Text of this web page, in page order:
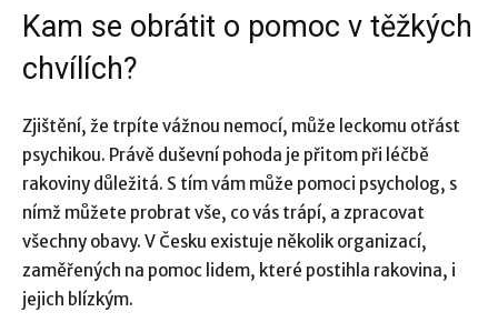
Kam se obrátit o pomoc v těžkých
chvílích?
Zjištění, že trpíte vážnou nemocí, může leckomu otřást
psychikou. Právě duševní pohoda je přitom při léčbě
rakoviny důležitá. S tím vám může pomoci psycholog, s
nímž můžete probrat vše, co vás trápí, a zpracovat
všechny obavy. V Česku existuje několik organizací,
zaměřených na pomoc lidem, které postihla rakovina, i
jejich blízkým.